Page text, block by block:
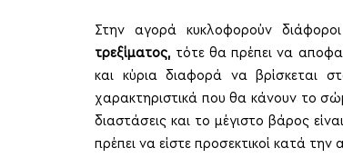
Στην αγορά κυκλοφορούν
τρεξίματος, τότε θα πρέπει να
και κύρια διαφορά να βρίσκεται
χαρακτηριστικά που θα κάνουν το
διαστάσεις και το μέγιστο βάρος
πρέπει να είστε προσεκτικοί κατά